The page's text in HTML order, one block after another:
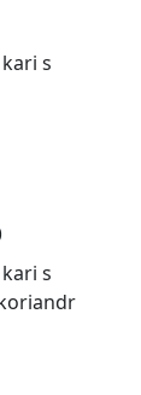
s
s